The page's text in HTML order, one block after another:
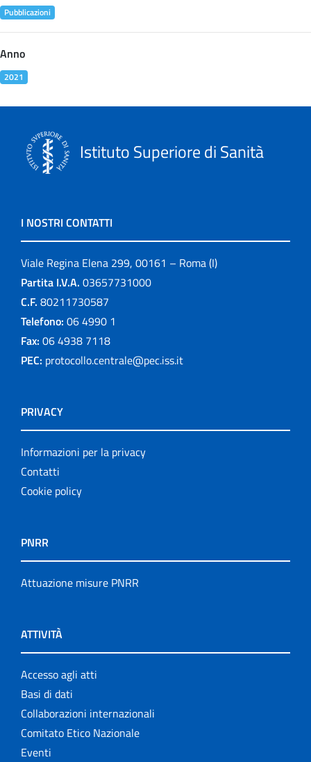
Pubblicazioni
Anno
2021
Istituto Superiore di Sanità
I NOSTRI CONTATTI
Viale Regina Elena 299, 00161 – Roma (I)
Partita I.V.A. 03657731000
C.F. 80211730587
Telefono: 06 4990 1
Fax: 06 4938 7118
PEC: protocollo.centrale@pec.iss.it
PRIVACY
Informazioni per la privacy
Contatti
Cookie policy
PNRR
Attuazione misure PNRR
ATTIVITÀ
Accesso agli atti
Basi di dati
Collaborazioni internazionali
Comitato Etico Nazionale
Eventi